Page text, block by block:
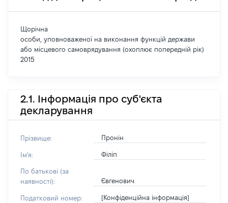
Щорічна
особи, уповноваженої на виконання функцій держави
або місцевого самоврядування (охоплює попередній рік)
2015
2.1. Інформація про суб'єкта
декларування
Прізвище: Пронін
Ім'я: Філіп
По батькові (за
наявності):
Євгенович
Податковий номер: [Конфіденційна інформація]